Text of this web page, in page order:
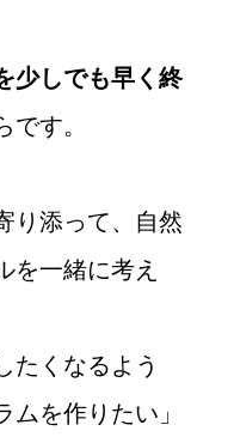
少しでも早く終
す。
り添って、自然
を一緒に考え
たくなるよう
を作りたい」